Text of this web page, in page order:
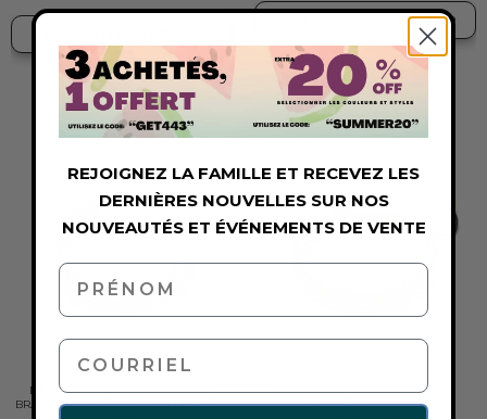
AJOUTER AU PANIER
LIENS DE RHINOCÉROS BLANCS |
BRACELET KISMET DE LUXE | BLANC X
LION LINKS | BRACELET KISMET
ORIGINAL | NOIR X OR
REJOIGNEZ LA FAMILLE ET RECEVEZ LES
DERNIÈRES NOUVELLES SUR NOS
NOUVEAUTÉS ET ÉVÉNEMENTS DE VENTE
PRÉNOM
courriel